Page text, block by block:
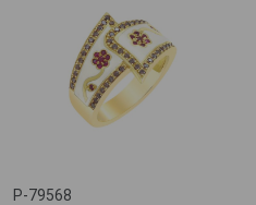
P-79568